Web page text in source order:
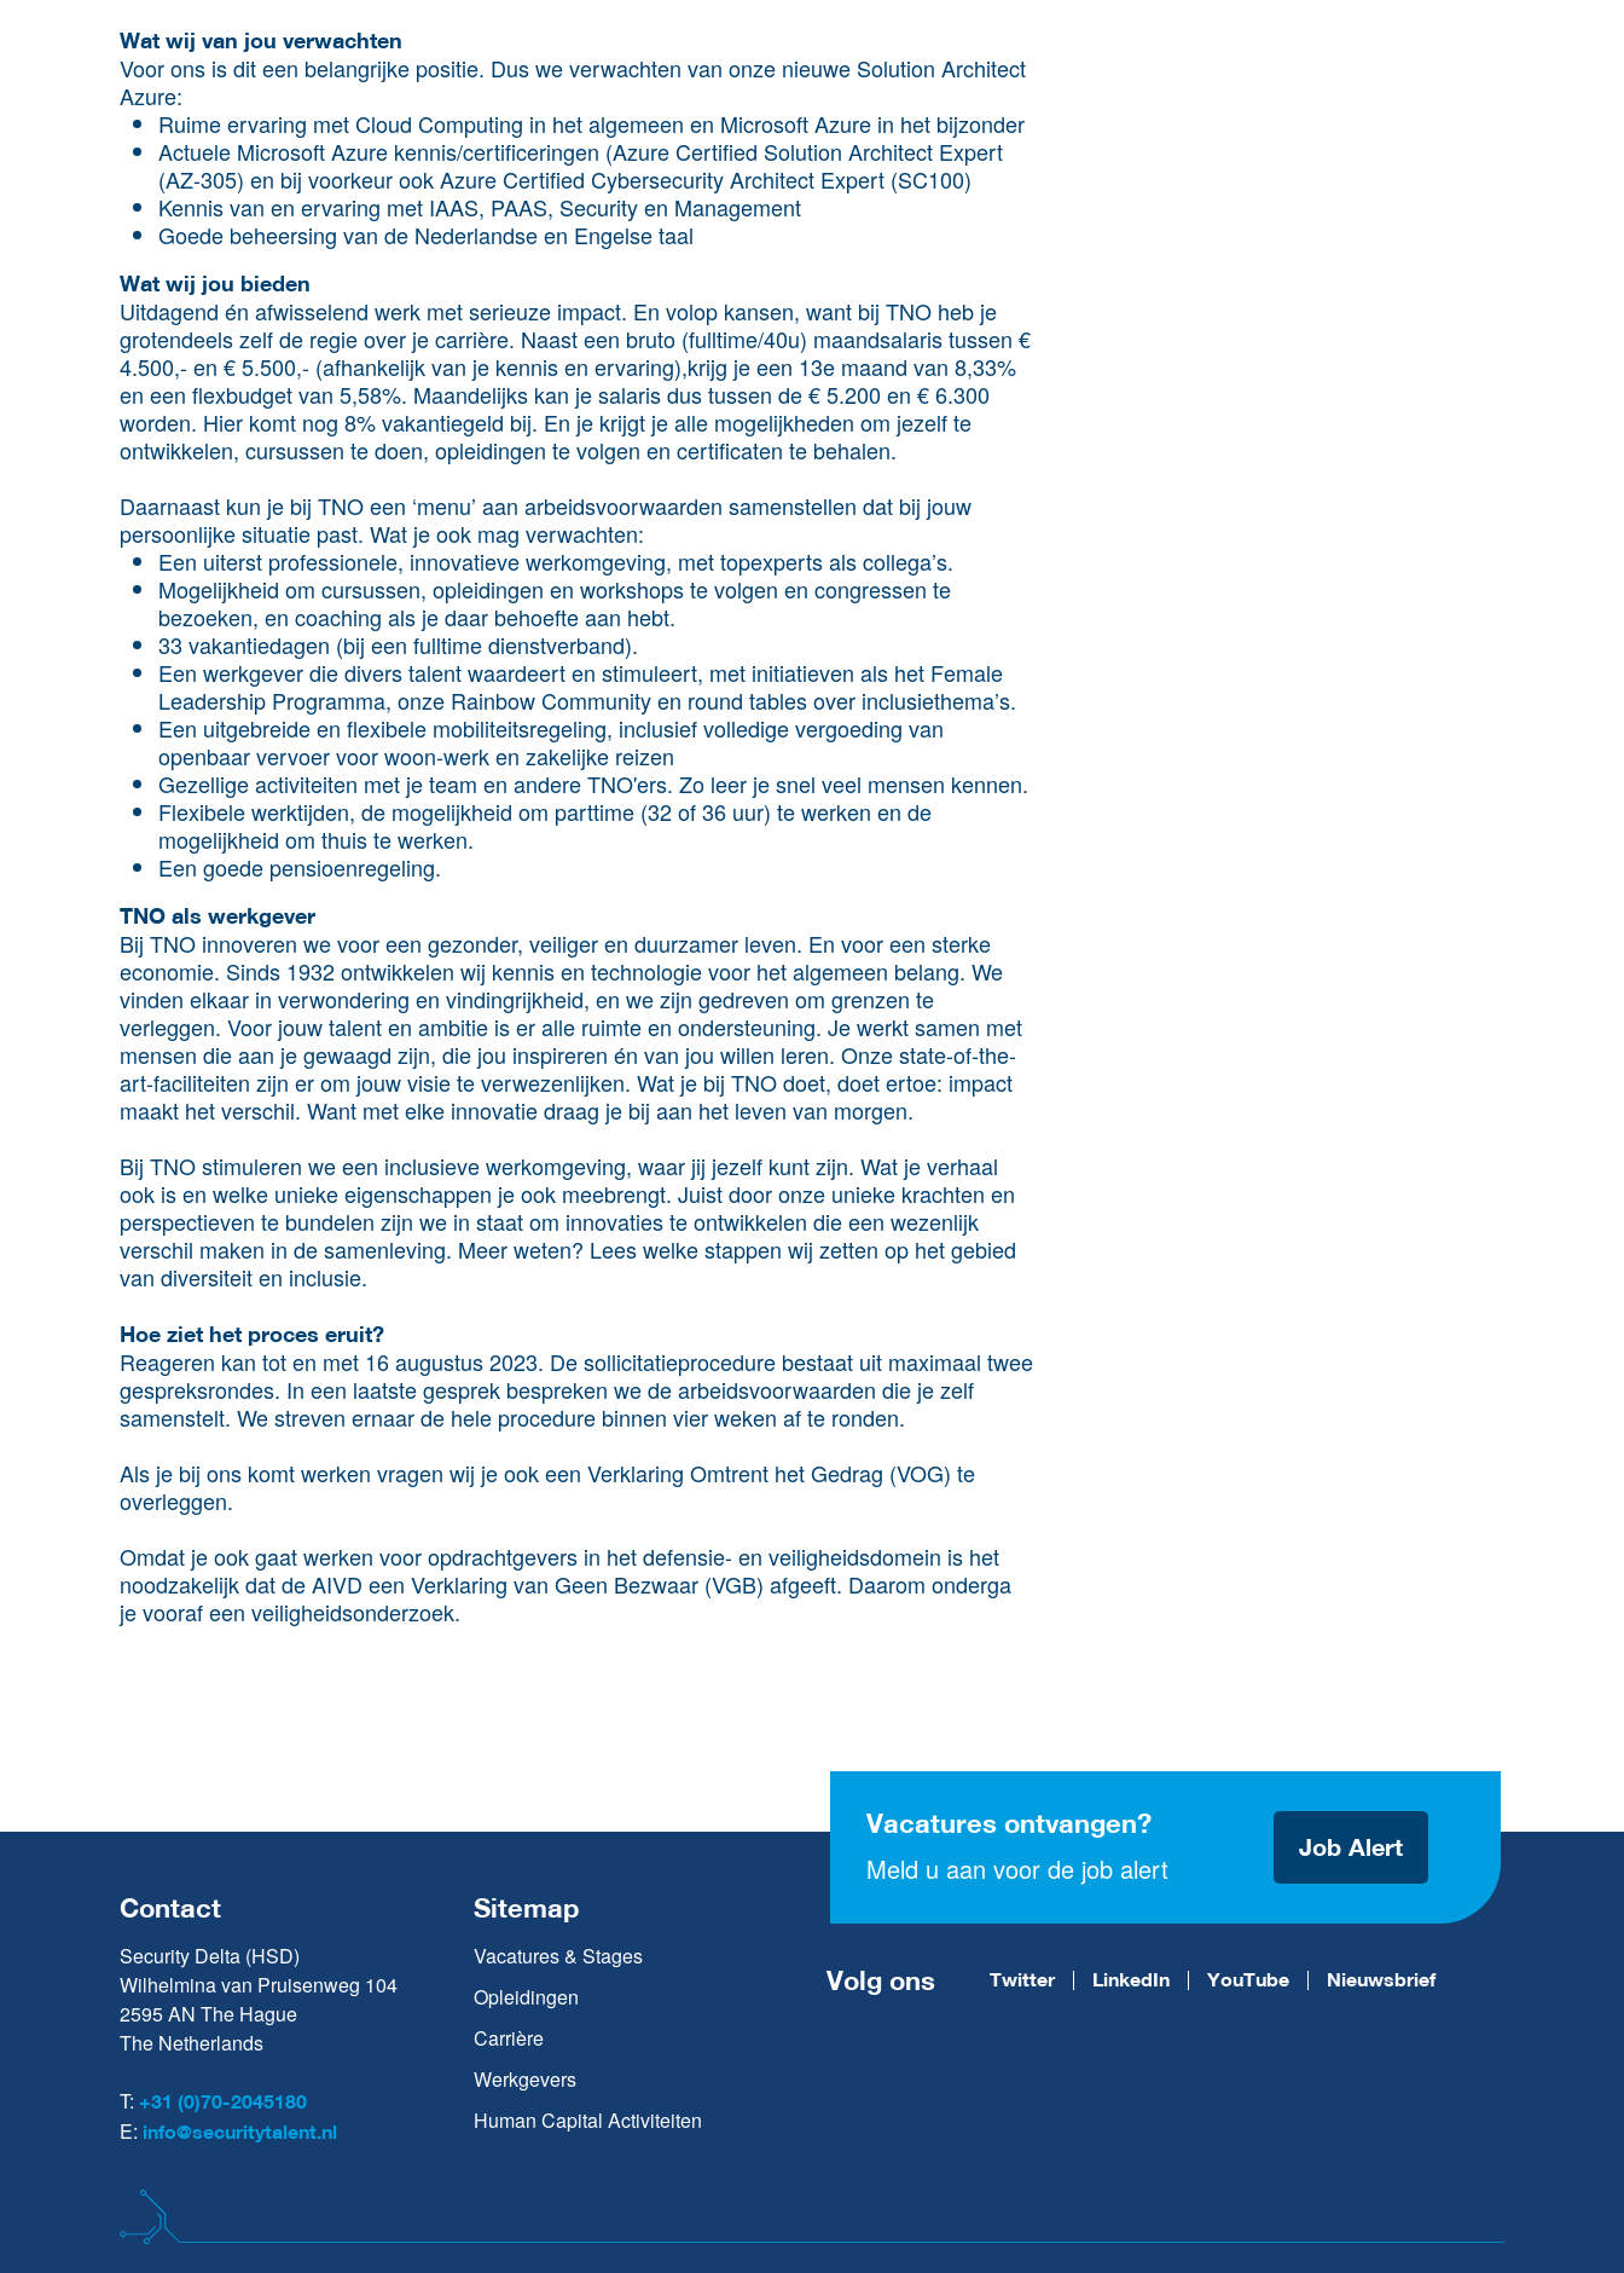
Wat wij van jou verwachten
Voor ons is dit een belangrijke positie. Dus we verwachten van onze nieuwe Solution Architect
Azure:
Ruime ervaring met Cloud Computing in het algemeen en Microsoft Azure in het bijzonder
Actuele Microsoft Azure kennis/certificeringen (Azure Certified Solution Architect Expert
(AZ-305) en bij voorkeur ook Azure Certified Cybersecurity Architect Expert (SC100)
Kennis van en ervaring met IAAS, PAAS, Security en Management
Goede beheersing van de Nederlandse en Engelse taal
Wat wij jou bieden
Uitdagend én afwisselend werk met serieuze impact. En volop kansen, want bij TNO heb je
grotendeels zelf de regie over je carrière. Naast een bruto (fulltime/40u) maandsalaris tussen €
4.500,- en € 5.500,- (afhankelijk van je kennis en ervaring),krijg je een 13e maand van 8,33%
en een flexbudget van 5,58%. Maandelijks kan je salaris dus tussen de € 5.200 en € 6.300
worden. Hier komt nog 8% vakantiegeld bij. En je krijgt je alle mogelijkheden om jezelf te
ontwikkelen, cursussen te doen, opleidingen te volgen en certificaten te behalen.
Daarnaast kun je bij TNO een ‘menu’ aan arbeidsvoorwaarden samenstellen dat bij jouw
persoonlijke situatie past. Wat je ook mag verwachten:
Een uiterst professionele, innovatieve werkomgeving, met topexperts als collega’s.
Mogelijkheid om cursussen, opleidingen en workshops te volgen en congressen te
bezoeken, en coaching als je daar behoefte aan hebt.
33 vakantiedagen (bij een fulltime dienstverband).
Een werkgever die divers talent waardeert en stimuleert, met initiatieven als het Female
Leadership Programma, onze Rainbow Community en round tables over inclusiethema’s.
Een uitgebreide en flexibele mobiliteitsregeling, inclusief volledige vergoeding van
openbaar vervoer voor woon-werk en zakelijke reizen
Gezellige activiteiten met je team en andere TNO'ers. Zo leer je snel veel mensen kennen.
Flexibele werktijden, de mogelijkheid om parttime (32 of 36 uur) te werken en de
mogelijkheid om thuis te werken.
Een goede pensioenregeling.
TNO als werkgever
Bij TNO innoveren we voor een gezonder, veiliger en duurzamer leven. En voor een sterke
economie. Sinds 1932 ontwikkelen wij kennis en technologie voor het algemeen belang. We
vinden elkaar in verwondering en vindingrijkheid, en we zijn gedreven om grenzen te
verleggen. Voor jouw talent en ambitie is er alle ruimte en ondersteuning. Je werkt samen met
mensen die aan je gewaagd zijn, die jou inspireren én van jou willen leren. Onze state-of-the-
art-faciliteiten zijn er om jouw visie te verwezenlijken. Wat je bij TNO doet, doet ertoe: impact
maakt het verschil. Want met elke innovatie draag je bij aan het leven van morgen.
Bij TNO stimuleren we een inclusieve werkomgeving, waar jij jezelf kunt zijn. Wat je verhaal
ook is en welke unieke eigenschappen je ook meebrengt. Juist door onze unieke krachten en
perspectieven te bundelen zijn we in staat om innovaties te ontwikkelen die een wezenlijk
verschil maken in de samenleving. Meer weten? Lees welke stappen wij zetten op het gebied
van diversiteit en inclusie.
Hoe ziet het proces eruit?
Reageren kan tot en met 16 augustus 2023. De sollicitatieprocedure bestaat uit maximaal twee
gespreksrondes. In een laatste gesprek bespreken we de arbeidsvoorwaarden die je zelf
samenstelt. We streven ernaar de hele procedure binnen vier weken af te ronden.
Als je bij ons komt werken vragen wij je ook een Verklaring Omtrent het Gedrag (VOG) te
overleggen.
Omdat je ook gaat werken voor opdrachtgevers in het defensie- en veiligheidsdomein is het
noodzakelijk dat de AIVD een Verklaring van Geen Bezwaar (VGB) afgeeft. Daarom onderga
je vooraf een veiligheidsonderzoek.
Vacatures ontvangen?
Meld u aan voor de job alert
Job Alert
Contact
Security Delta (HSD)
Wilhelmina van Pruisenweg 104
2595 AN The Hague
The Netherlands
T: +31 (0)70-2045180
E: info@securitytalent.nl
Sitemap
Vacatures & Stages
Opleidingen
Carrière
Werkgevers
Human Capital Activiteiten
Volg ons Twitter LinkedIn YouTube Nieuwsbrief